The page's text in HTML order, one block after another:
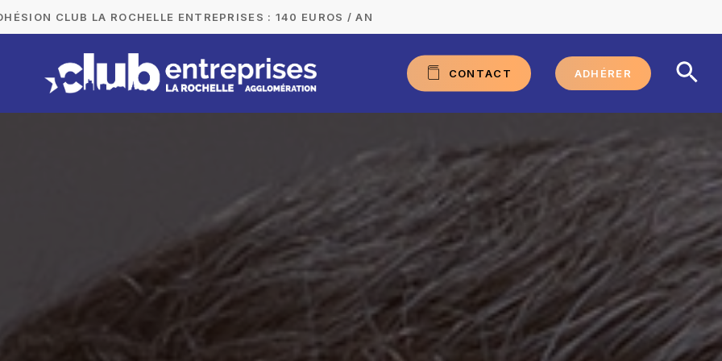
CLUB LA ROCHELLE ENTREPRISES : 140 EUROS / AN
CON TACT ADHÉRER